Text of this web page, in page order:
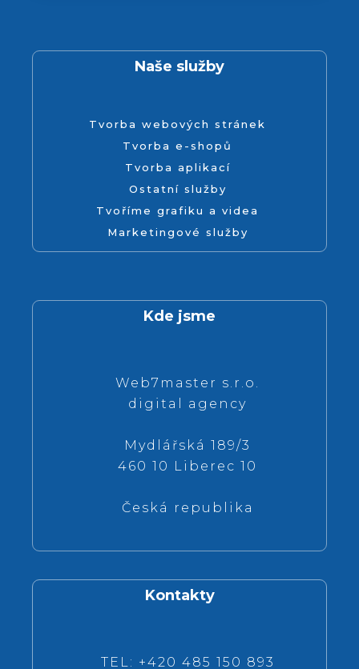
Naše služby
Tvorba webových stránek
Tvorba e-shopů
Tvorba aplikací
Ostatní služby
Tvoříme grafiku a videa
Marketingové služby
Kde jsme
Web7master s.r.o.
digital agency
Mydlářská 189/3
460 10 Liberec 10
Česká republika
Kontakty
TEL: +420 485 150 893